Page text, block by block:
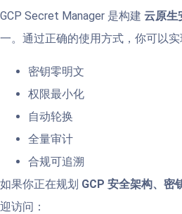
GCP Secret Manager 是构建 云原生
一。通过正确的使用方式，你可以实
密钥零明文
权限最小化
自动轮换
全量审计
合规可追溯
如果你正在规划 GCP 安全架构、密
迎访问：